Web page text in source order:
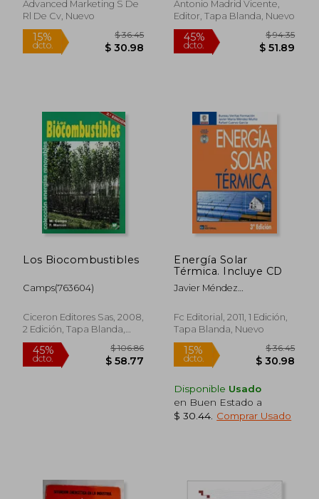
45%
Advanced Marketing S De
Rl De Cv, Nuevo
Antonio Madrid Vicente,
Editor, Tapa Blanda, Nuevo
Los Biocombustibles
Camps(763604)
Ciceron Editores Sas, 2008,
2 Edición, Tapa Blanda,
Nuevo
Energía Solar
Térmica. Incluye CD
Javier Méndez
García,Bureau Veritas
Fc Editorial, 2011, 1 Edición,
Tapa Blanda, Nuevo
Disponible Usado
en Buen Estado a
$ 30.44 Comprar Usado